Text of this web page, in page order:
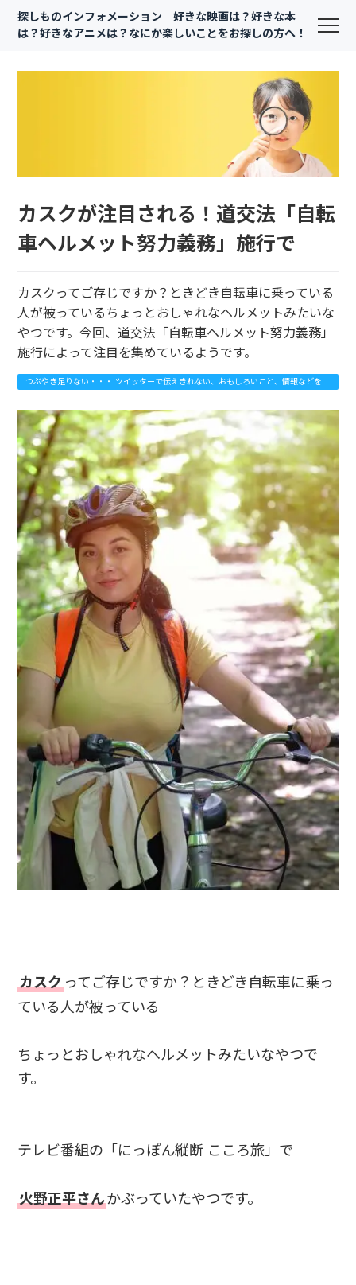
探しものインフォメーション｜好きな映画は？好きな本
は？好きなアニメは？なにか楽しいことをお探しの方へ！
カスクが注目される！道交法「自転
車ヘルメット努力義務」施行で
カスクってご存じですか？ときどき自転車に乗っている
人が被っているちょっとおしゃれなヘルメットみたいな
やつです。今回、道交法「自転車ヘルメット努力義務」
施行によって注目を集めているようです。
つぶやき足りない・・・ ツイッターで伝えきれない、おもしろいこと、情報などを発
カスクってご存じですか？ときどき自転車に乗っ
ている人が被っている
ちょっとおしゃれなヘルメットみたいなやつで
す。
テレビ番組の「にっぽん縦断 こころ旅」で
火野正平さんかぶっていたやつです。